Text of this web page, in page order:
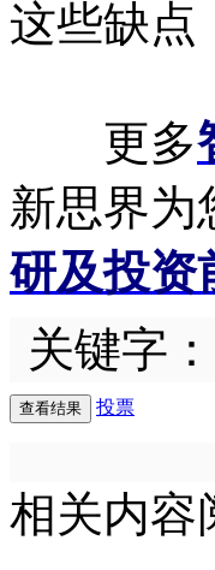
这些缺点
更多
新思界为
研及投资
关键字：
投票
相关内容